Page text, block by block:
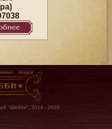
"Шебби", 2014 - 2026